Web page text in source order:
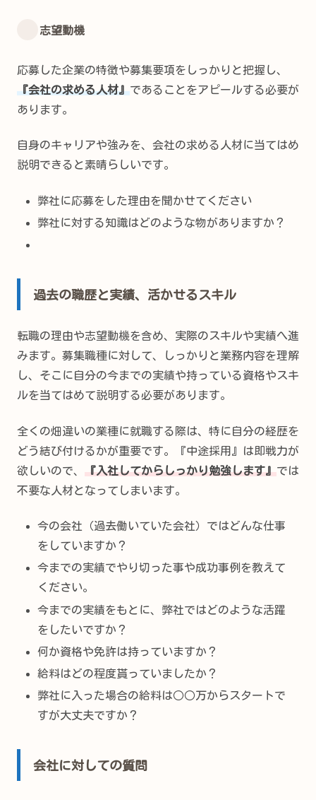
志望動機
応募した企業の特徴や募集要項をしっかりと把握し、
『会社の求める人材』であることをアピールする必要が
あります。
自身のキャリアや強みを、会社の求める人材に当てはめ
説明できると素晴らしいです。
弊社に応募をした理由を聞かせてください
弊社に対する知識はどのような物がありますか？
過去の職歴と実績、活かせるスキル
転職の理由や志望動機を含め、実際のスキルや実績へ進
みます。募集職種に対して、しっかりと業務内容を理解
し、そこに自分の今までの実績や持っている資格やスキ
ルを当てはめて説明する必要があります。
全くの畑違いの業種に就職する際は、特に自分の経歴を
どう結び付けるかが重要です。『中途採用』は即戦力が
欲しいので、 『入社してからしっかり勉強します』では
不要な人材となってしまいます。
今の会社（過去働いていた会社）ではどんな仕事
をしていますか？
今までの実績でやり切った事や成功事例を教えて
ください。
今までの実績をもとに、弊社ではどのような活躍
をしたいですか？
何か資格や免許は持っていますか？
給料はどの程度貰っていましたか？
弊社に入った場合の給料は○○万からスタートで
すが大丈夫ですか？
会社に対しての質問